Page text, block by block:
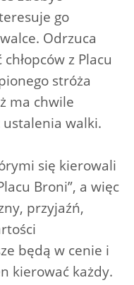
go
Odrzuca
z Placu
stróża
ma chwile
ustalenia walki.
się kierowali
Broni”, a więc
przyjaźń,
będą w cenie i
kierować każdy.